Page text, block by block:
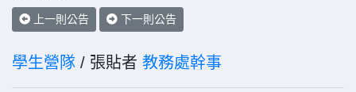
上一則公告 下一則公告
學生營隊 / 張貼者 教務處幹事